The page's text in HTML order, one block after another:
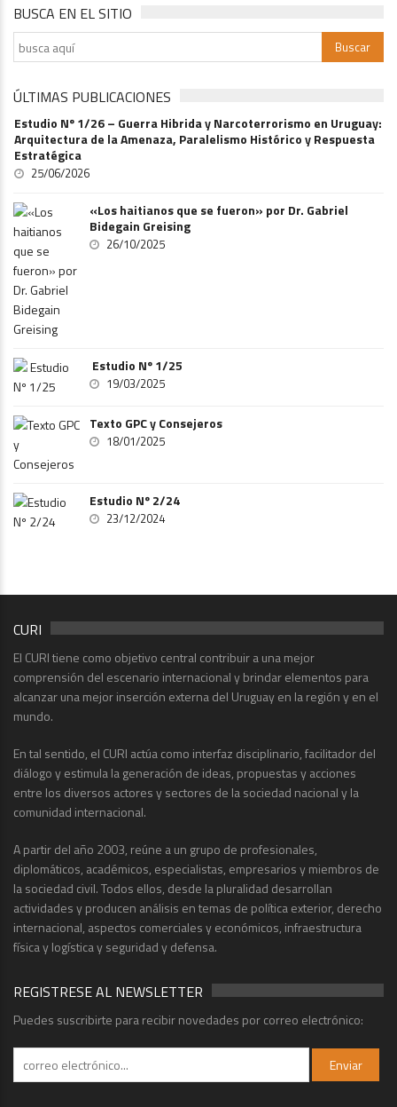
BUSCA EN EL SITIO
ÚLTIMAS PUBLICACIONES
Estudio Nº 1/26 – Guerra Hibrida y Narcoterrorismo en Uruguay:
Arquitectura de la Amenaza, Paralelismo Histórico y Respuesta
Estratégica
25/06/2026
«Los haitianos que se fueron» por Dr. Gabriel
Bidegain Greising
26/10/2025
Estudio Nº 1/25
19/03/2025
Texto GPC y Consejeros
18/01/2025
Estudio Nº 2/24
23/12/2024
CURI
El CURI tiene como objetivo central contribuir a una mejor
comprensión del escenario internacional y brindar elementos para
alcanzar una mejor inserción externa del Uruguay en la región y en el
mundo.
En tal sentido, el CURI actúa como interfaz disciplinario, facilitador del
diálogo y estimula la generación de ideas, propuestas y acciones
entre los diversos actores y sectores de la sociedad nacional y la
comunidad internacional.
A partir del año 2003, reúne a un grupo de profesionales,
diplomáticos, académicos, especialistas, empresarios y miembros de
la sociedad civil. Todos ellos, desde la pluralidad desarrollan
actividades y producen análisis en temas de política exterior, derecho
internacional, aspectos comerciales y económicos, infraestructura
física y logística y seguridad y defensa.
REGISTRESE AL NEWSLETTER
Puedes suscribirte para recibir novedades por correo electrónico: